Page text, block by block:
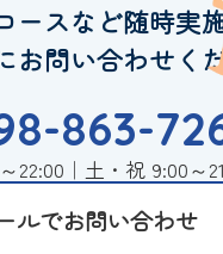
ースなど随時実
お問い合わせくだ
863-
22:00｜土・祝 9:00～
ルでお問い合わせ